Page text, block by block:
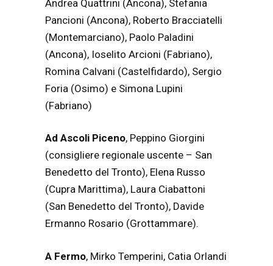
Andrea Quattrini (Ancona), Stefania
Pancioni (Ancona), Roberto Bracciatelli
(Montemarciano), Paolo Paladini
(Ancona), Ioselito Arcioni (Fabriano),
Romina Calvani (Castelfidardo), Sergio
Foria (Osimo) e Simona Lupini
(Fabriano)
Ad Ascoli Piceno, Peppino Giorgini
(consigliere regionale uscente – San
Benedetto del Tronto), Elena Russo
(Cupra Marittima), Laura Ciabattoni
(San Benedetto del Tronto), Davide
Ermanno Rosario (Grottammare).
A Fermo, Mirko Temperini, Catia Orlandi